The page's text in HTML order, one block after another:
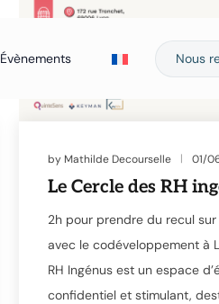
Évènements Nous
by Mathilde Decourselle 01/
Le Cercle des RH
2h pour prendre du recul sur
avec le codéveloppement à
RH Ingénus est un espace
confidentiel et stimulant,